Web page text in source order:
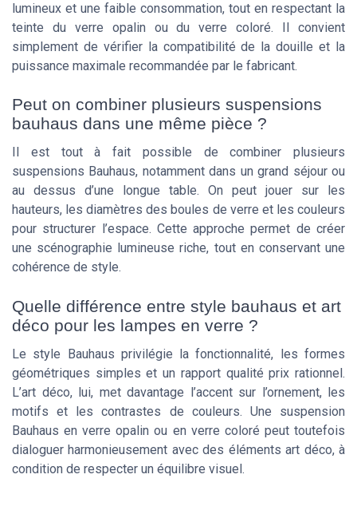
lumineux et une faible consommation, tout en respectant la
teinte du verre opalin ou du verre coloré. Il convient
simplement de vérifier la compatibilité de la douille et la
puissance maximale recommandée par le fabricant.
Peut on combiner plusieurs suspensions
bauhaus dans une même pièce ?
Il est tout à fait possible de combiner plusieurs
suspensions Bauhaus, notamment dans un grand séjour ou
au dessus d’une longue table. On peut jouer sur les
hauteurs, les diamètres des boules de verre et les couleurs
pour structurer l’espace. Cette approche permet de créer
une scénographie lumineuse riche, tout en conservant une
cohérence de style.
Quelle différence entre style bauhaus et art
déco pour les lampes en verre ?
Le style Bauhaus privilégie la fonctionnalité, les formes
géométriques simples et un rapport qualité prix rationnel.
L’art déco, lui, met davantage l’accent sur l’ornement, les
motifs et les contrastes de couleurs. Une suspension
Bauhaus en verre opalin ou en verre coloré peut toutefois
dialoguer harmonieusement avec des éléments art déco, à
condition de respecter un équilibre visuel.